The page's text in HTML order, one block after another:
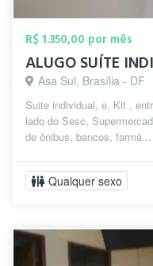
R$ 1.350,00 por mês
Asa Sul, Brasília - DF
Suite individual, e, Kit ,
lado do Sesc,
de ônibus, bancos, farmá...
Qualquer sexo